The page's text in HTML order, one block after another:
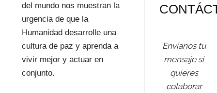
del mundo nos muestran la
urgencia de que la
Humanidad desarrolle una
cultura de paz y aprenda a
vivir mejor y actuar en
conjunto.
Envíanos tu
mensaje si
quieres
colaborar